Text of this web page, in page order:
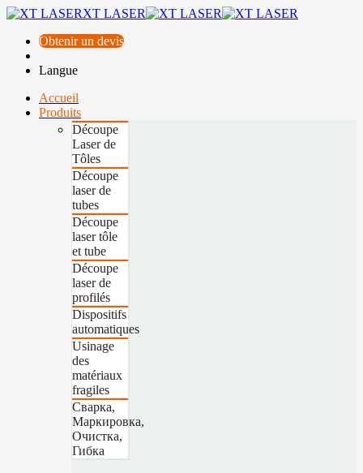
XT LASER
Obtenir un devis
Langue
Accueil
Produits
Découpe
Laser de
Tôles
Découpe
laser de
tubes
Découpe
laser tôle
et tube
Découpe
laser de
profilés
Dispositifs
automatiques
Usinage
des
matériaux
fragiles
Сварка,
Маркировка,
Очистка,
Гибка